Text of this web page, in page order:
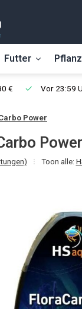
Futter
€ Vor 23:59
Power
Power
Toon alle: